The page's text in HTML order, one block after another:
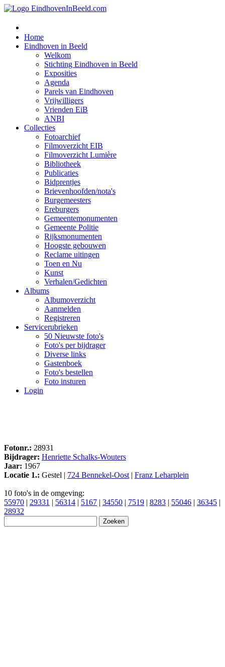
Home
Eindhoven in Beeld
Welkom
Stichting Eindhoven in Beeld
Exposities
Agenda
Parels van Eindhoven
Vrijwilligers
Vrienden EiB
ANBI
Collecties
Fotoarchief
Filmoverzicht EIB
Filmoverzicht Lumière
Bibliotheek
Publicaties
Bidprentjes
Brievenhoofden/nota's
Burgemeesters
Ereburgers
Gemeentemonumenten
Gemeente Politie
Rijksmonumenten
Hoogste gebouwen
Reclame uitingen
Toen en Nu
Kunst
Verhalen/Gedichten
Albums
Albumoverzicht
Aanmelden
Registreren
Servicerubrieken
50 Nieuwste foto's
Foto's per bijdrager
Diverse links
Gastenboek
Foto's bestellen
Foto insturen
Login
Fotonr.: 28931
Bijdrager: Henriette Schalks-Wouters
Jaar: 1967
Locatie 1.: Gestel | 724 Bennekel-Oost | Franz Leharplein
10 foto's in de omgeving:
55970 | 29331 | 56314 | 5167 | 34550 | 7519 | 8283 | 55046 | 36345 |
28932